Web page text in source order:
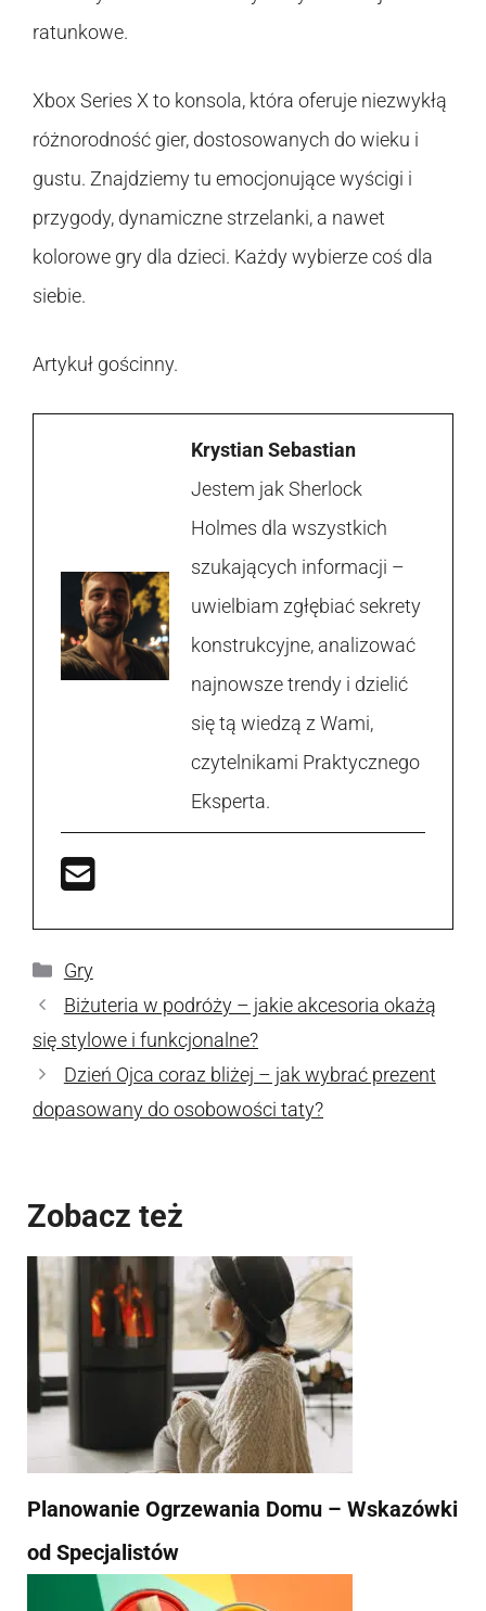
ratunkowe.
Xbox Series X to konsola, która oferuje niezwykłą
różnorodność gier, dostosowanych do wieku i
gustu. Znajdziemy tu emocjonujące wyścigi i
przygody, dynamiczne strzelanki, a nawet
kolorowe gry dla dzieci. Każdy wybierze coś dla
siebie.
Artykuł gościnny.
Krystian Sebastian
Jestem jak Sherlock
Holmes dla wszystkich
szukających informacji –
uwielbiam zgłębiać sekrety
konstrukcyjne, analizować
najnowsze trendy i dzielić
się tą wiedzą z Wami,
czytelnikami Praktycznego
Eksperta.
Kategorie
Gry
Biżuteria w podróży – jakie akcesoria okażą
się stylowe i funkcjonalne?
Dzień Ojca coraz bliżej – jak wybrać prezent
dopasowany do osobowości taty?
Zobacz też
Planowanie Ogrzewania Domu – Wskazówki
od Specjalistów